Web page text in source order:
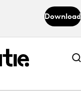
Download
Abonneer nu
Abonneer nu